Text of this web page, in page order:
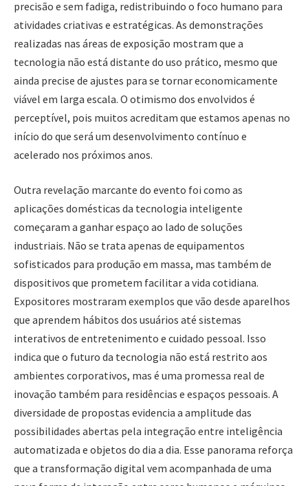
precisão e sem fadiga, redistribuindo o foco humano para
atividades criativas e estratégicas. As demonstrações
realizadas nas áreas de exposição mostram que a
tecnologia não está distante do uso prático, mesmo que
ainda precise de ajustes para se tornar economicamente
viável em larga escala. O otimismo dos envolvidos é
perceptível, pois muitos acreditam que estamos apenas no
início do que será um desenvolvimento contínuo e
acelerado nos próximos anos.
Outra revelação marcante do evento foi como as
aplicações domésticas da tecnologia inteligente
começaram a ganhar espaço ao lado de soluções
industriais. Não se trata apenas de equipamentos
sofisticados para produção em massa, mas também de
dispositivos que prometem facilitar a vida cotidiana.
Expositores mostraram exemplos que vão desde aparelhos
que aprendem hábitos dos usuários até sistemas
interativos de entretenimento e cuidado pessoal. Isso
indica que o futuro da tecnologia não está restrito aos
ambientes corporativos, mas é uma promessa real de
inovação também para residências e espaços pessoais. A
diversidade de propostas evidencia a amplitude das
possibilidades abertas pela integração entre inteligência
automatizada e objetos do dia a dia. Esse panorama reforça
que a transformação digital vem acompanhada de uma